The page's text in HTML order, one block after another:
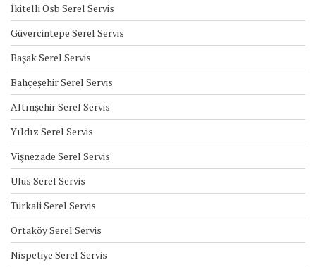
İkitelli Osb Serel Servis
Güvercintepe Serel Servis
Başak Serel Servis
Bahçeşehir Serel Servis
Altınşehir Serel Servis
Yıldız Serel Servis
Vişnezade Serel Servis
Ulus Serel Servis
Türkali Serel Servis
Ortaköy Serel Servis
Nispetiye Serel Servis